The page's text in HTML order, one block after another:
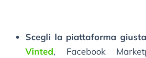
Scegli la piattaforma giusta
Vinted, Facebook